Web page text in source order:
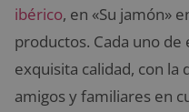
ibérico, en «Su jamón»
productos. Cada uno
exquisita calidad, con la
amigos y familiares en